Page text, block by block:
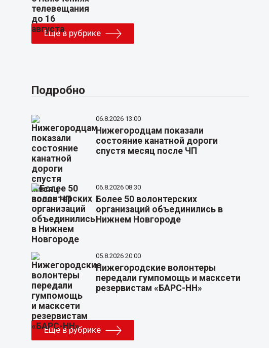
Еще в рубрике
Подробно
06.8.2026 13:00
Нижегородцам показали
состояние канатной дороги
спустя месяц после ЧП
06.8.2026 08:30
Более 50 волонтерских
организаций объединились в
Нижнем Новгороде
05.8.2026 20:00
Нижегородские волонтеры
передали гумпомощь и масксети
резервистам «БАРС-НН»
Еще в рубрике